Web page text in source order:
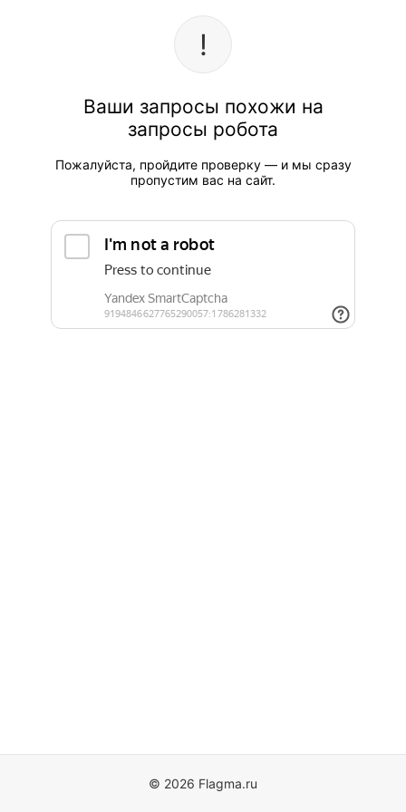
Ваши запросы похожи на
запросы робота
Пожалуйста, пройдите проверку — и мы сразу
пропустим вас на сайт.
© 2026 Flagma.ru